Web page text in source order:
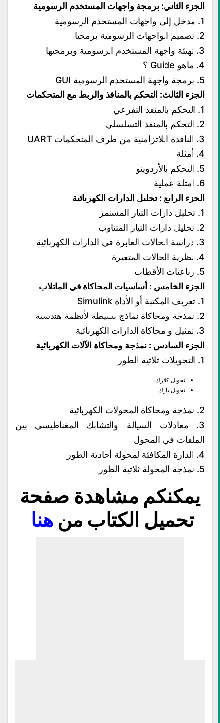
الجزء الثاني: برمجة واجهات المستخدم الرسومية
1. مدخل إلى واجهات المستخدم الرسومية
2. تصميم الواجهات الرسومية برمجيا
3. تهيئة واجهة المستخدم الرسومية وبرمجتها
4. ماهو Guide ؟
5. برمجة واجهة المستخدم الرسومية GUI
الجزء الثالث: التحكم بالمنافذ والربط مع المتحكمات
1. التحكم بالمنفذ التفرعي
2. التحكم بالمنفذ التسلسلي
3. النافذة اللاتزامنية من طرف المتحكمات UART
4. أمثلة
5. التحكم بالأردوينو
6. امثلة عملية
الجزء الرابع : تحليل الدارات الكهربائية
1. تحليل دارات التيار المستمر
2. تحليل دارات التيار المتناوب
3. دراسة الحالات العابرة في الدارات الكهربائية
4. نظرية الحالات المتغيرة
5. رباعيات الأقطاب
الجزء الخامس : أساسيات المحاكاة في الماتلاب
1. تعريف المكتبة أو الأداة Simulink
2. نمذجة ومحاكاة نماذج بسيطة لأنظمة هندسية
3. تمثيل و محاكاة الدارات الكهربائية
الجزء السادس : نمذجة ومحاكاة الآلات الكهربائية
1. التحويلات ثلاثية الطور
تحويل كلارك
تحويل بارك
2. نمذجة ومحاكاة المحولات الكهربائية
3. معادلات السيالة والتشابك المغناطيسي بين
الملفات في المحول
4. الدارة المكافئة لمحولة أحادية الطور
5. نمذجة المحولة ثلاثية الطور
يمكنكم مشاهدة صفحة
تحميل الكتاب منهنا